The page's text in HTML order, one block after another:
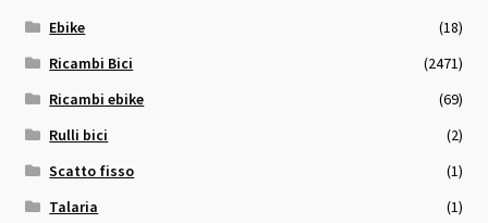
Ebike
(18)
Ricambi Bici
(2471)
Ricambi ebike
(69)
Rulli bici
(2)
Scatto fisso
(1)
Talaria
(1)